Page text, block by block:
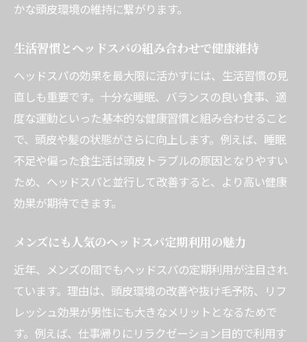
かな頭皮環境の維持に繋がります。
生活習慣とヘッドスパの組み合わせで健康維持
ヘッドスパの効果を最大限に活かすには、生活習慣の見
直しも重要です。十分な睡眠、バランスの良い食事、適
度な運動といった基本的な健康習慣と組み合わせること
で、頭皮や髪の状態がさらに向上します。例えば、睡眠
不足や偏った食生活は頭皮トラブルの原因となりやすい
ため、ヘッドスパと並行して改善すると、より高い健康
効果が期待できます。
メンズにも人気のヘッドスパ定期利用の魅力
近年、メンズの間でもヘッドスパの定期利用が注目され
ています。理由は、頭皮環境の改善や抜け毛予防、リフ
レッシュ効果が男性にも大きなメリットとなるためで
す。例えば、仕事帰りにリラクゼーション目的で利用す